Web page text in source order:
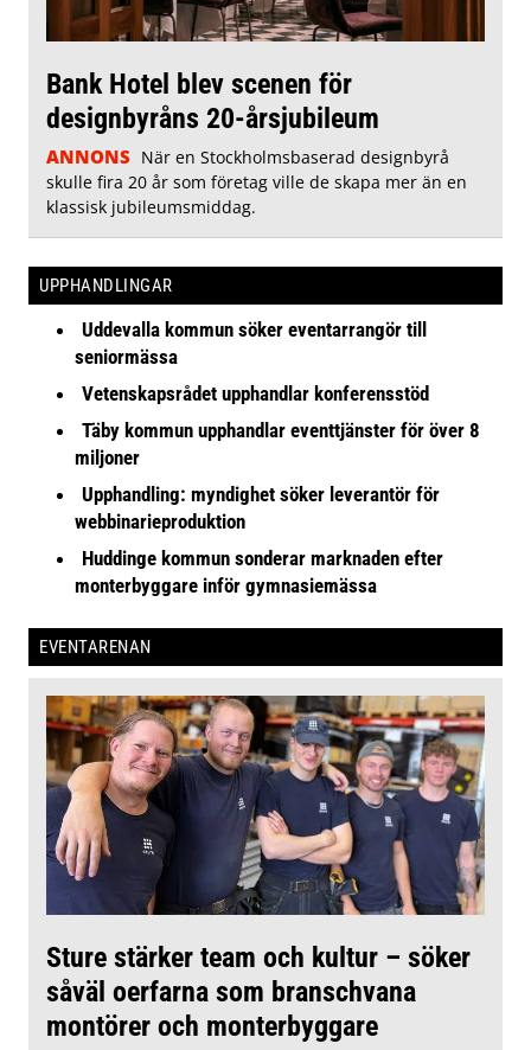
Bank Hotel blev scenen för
designbyråns 20-årsjubileum
ANNONS När en Stockholmsbaserad designbyrå
skulle fira 20 år som företag ville de skapa mer än en
klassisk jubileumsmiddag.
UPPHANDLINGAR
Uddevalla kommun söker eventarrangör till
seniormässa
Vetenskapsrådet upphandlar konferensstöd
Täby kommun upphandlar eventtjänster för över 8
miljoner
Upphandling: myndighet söker leverantör för
webbinarieproduktion
Huddinge kommun sonderar marknaden efter
monterbyggare inför gymnasiemässa
EVENTARENAN
Sture stärker team och kultur – söker
såväl oerfarna som branschvana
montörer och monterbyggare